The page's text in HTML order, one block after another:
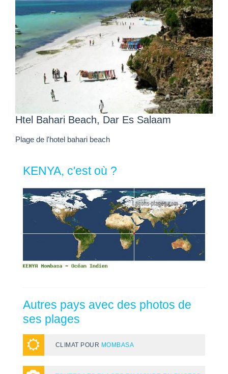
Htel Bahari Beach, Dar Es Salaam
Plage de l'hotel bahari beach
KENYA, c'est où ?
Autres pays avec des photos de
ses plages
CLIMAT POUR MOMBASA